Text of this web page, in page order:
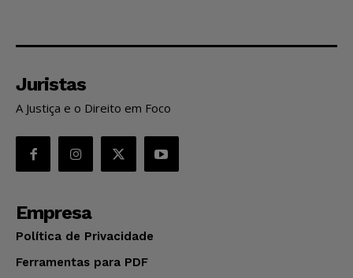
Juristas
A Justiça e o Direito em Foco
Empresa
Política de Privacidade
Ferramentas para PDF